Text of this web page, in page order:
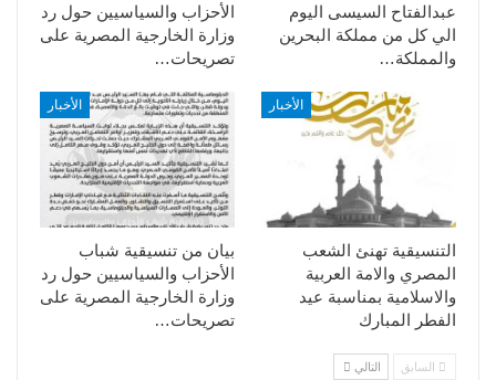
الأحزاب والسياسيين حول رد
وزارة الخارجية المصرية على
تصريحات…
عبدالفتاح السيسى اليوم
الي كل من مملكة البحرين
والمملكة…
الأخبار
بيان من تنسيقية شباب
الأحزاب والسياسيين حول رد
وزارة الخارجية المصرية على
تصريحات…
الأخبار
التنسيقية تهنئ الشعب
المصري والامة العربية
والاسلامية بمناسبة عيد
الفطر المبارك
السابق التالي